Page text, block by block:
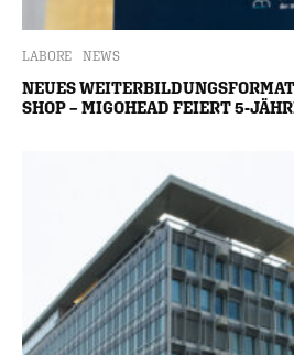
LABORE NEWS
NEUES
SHOP – MIGOHEAD FEIERT 5-